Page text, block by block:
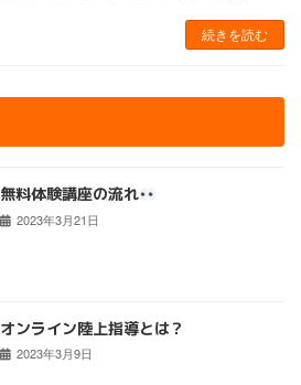
続きを読む
無料体験講座の流れ
2023年3月21日
オンライン陸上指導とは？
2023年3月9日